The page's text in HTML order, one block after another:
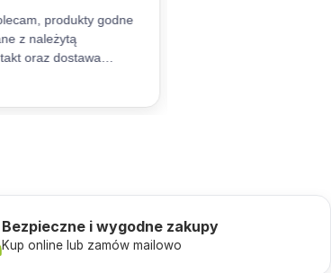
Bezpieczne i wygodne zakupy
Kup online lub zamów mailowo